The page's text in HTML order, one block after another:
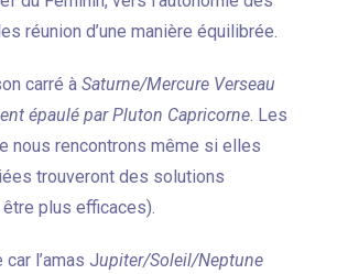
réunion d’une manière équilibrée.
carré àSaturne/Mercure Verseau
épaulé par Pluton Capricorne. Les
nous rencontrons même si elles
trouveront des solutions
plus efficaces).
car l’amas Jupiter/Soleil/Neptune